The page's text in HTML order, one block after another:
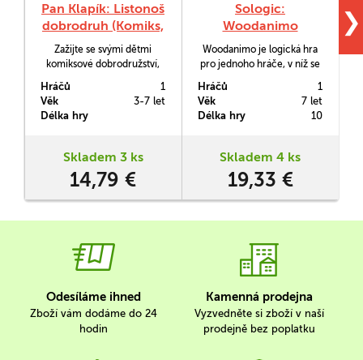
Pan Klapík: Listonoš
dobrodruh (Komiks,
v němž jsi malým
hrdinou)
Zažijte se svými dětmi
komiksové dobrodružství,
hrdinou! V příběhu se
seznámíte s Panem
Klapíkem, který není jen
to totiž listonoš-dobrodruh.
z vesnice zadávají jen ty
Hráčů
1
Věk
3-7 let
Délka hry
Skladem 3 ks
14,79 €
Sologic:
Woodanimo
Woodanimo je logická hra
pro jednoho hráče, v níž se
zvířátek na kartu podle
předepsaných podmínek.
Hra obsahuje celkem 50
úrovních obtížnosti.
Hráčů
1
Věk
7 let
Délka hry
10
Skladem 4 ks
19,33 €
❯
Odesíláme ihned
Zboží vám dodáme do 24
hodin
Kamenná prodejna
Vyzvedněte si zboží v naší
prodejně bez poplatku